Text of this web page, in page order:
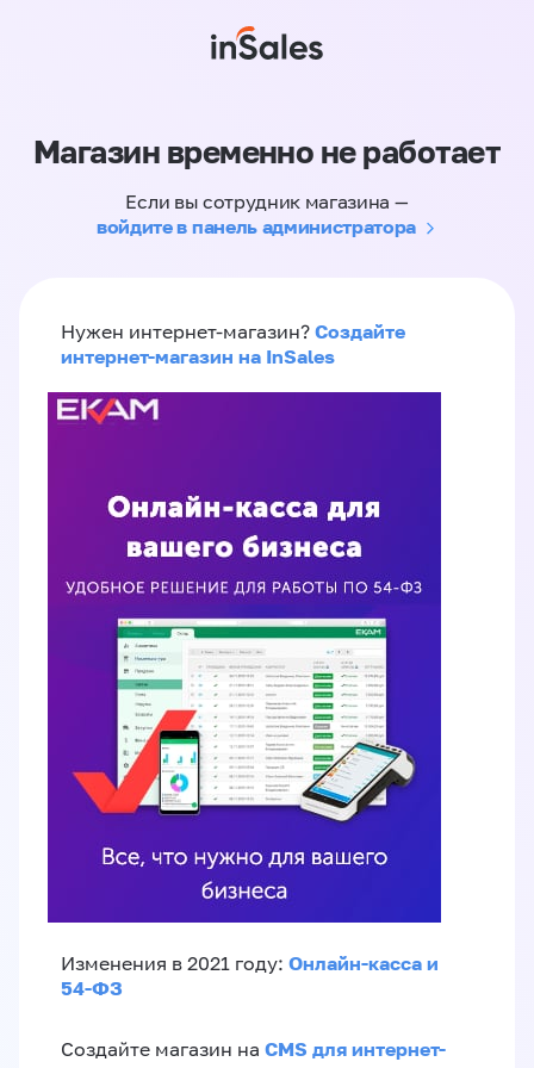
Магазин временно не работает
Если вы сотрудник магазина —
войдите в панель администратора
Нужен интернет-магазин? Создайте
интернет-магазин на InSales
Изменения в 2021 году: Онлайн-касса и
54-ФЗ
Создайте магазин на CMS для интернет-